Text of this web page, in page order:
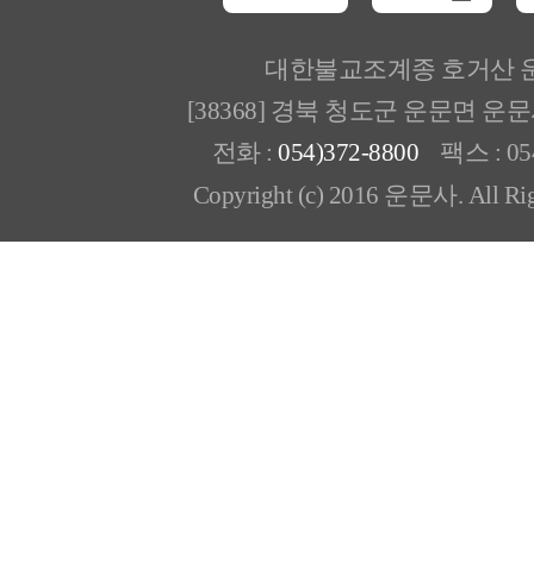
대한불교조계종 호거산
[38368] 경북 청도군 운문면 운
전화 : 054)372-8800 팩스 :
Copyright (c) 2016 운문사. All